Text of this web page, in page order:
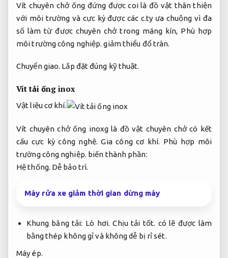
Vít chuyên chở ống đứng được coi là đồ vật thân thiện
với môi trường và cực kỳ được các c.ty ưa chuộng vì đa
số làm từ được chuyên chở trong máng kín, Phù hợp
môi trường công nghiệp. giảm thiểu đổ tràn.
Chuyển giao. Lắp đặt đúng kỹ thuật.
Vít tải ống inox
Vật liệu cơ khí.
Vít chuyên chở ống inoxg là đồ vật chuyên chở có kết
cấu cực kỳ công nghệ.Gia công cơ khí. Phù hợp môi
trường công nghiệp. biến thành phần:
Hệ thống. Dễ bảo trì.
Máy rửa xe giảm thời gian dừng máy
Khung băng tải: Lò hơi. Chịu tải tốt. có lẽ được làm
bằng thép không gỉ và không dễ bị rỉ sét.
Máy ép.